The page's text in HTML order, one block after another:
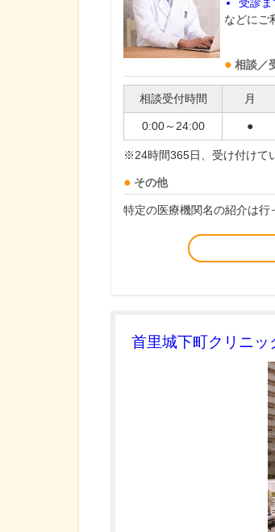
などにご
相談／
相談受付時間 月
0:00～24:00 ●
※24時間365日、受け付けて
その他
特定の医療機関名の紹介は行
首里城下町クリニッ